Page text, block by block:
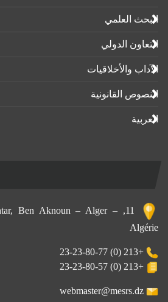
البحث العلمي
التعاون الدولي
الآداب واﻷخلاقيات
النصوص القانونية
العربية
Ben Aknoun – Alger –
Algérie
+213 (0) 23-23-80-77
+213 (0) 23-23-80-57
webmaster@mesrs.dz